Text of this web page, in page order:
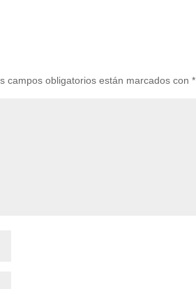
campos obligatorios están marcados con*